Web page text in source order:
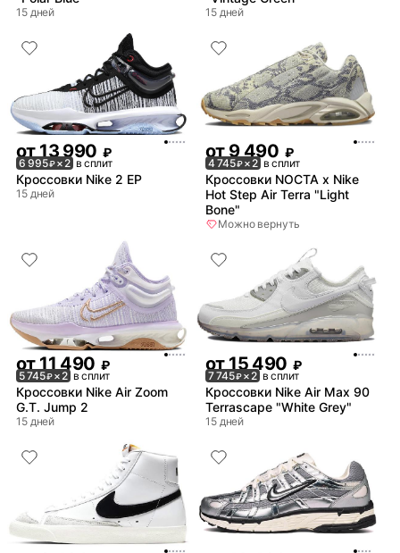
15 дней 15 дней
от13 990 ₽
6 995₽× 2 в сплит
Кроссовки Nike 2 EP
15 дней
от9 490 ₽
4 745₽× 2 в сплит
Кроссовки NOCTA x Nike
Hot Step Air Terra "Light
Bone"
Можно вернуть
от 11 490 ₽
5 745₽× 2 в сплит
Кроссовки Nike Air Zoom
G.T. Jump 2
15 дней
от 15 490 ₽
7 745₽× 2 в сплит
Кроссовки Nike Air Max 90
Terrascape "White Grey"
15 дней